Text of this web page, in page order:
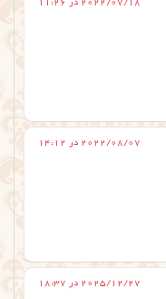
2022/07/18 در 11:26
2022/08/07 در 14:12
2025/12/27 در 18:37